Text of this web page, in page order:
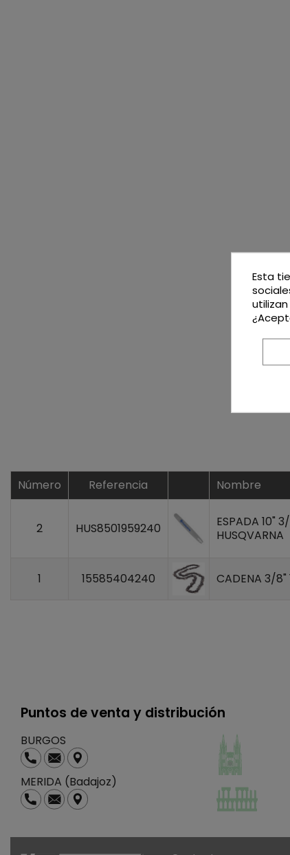
Número Referencia Nombre
2 HUS8501959240
ESPADA 10"
HUSQVARNA
1 15585404240 CADENA 3/8"
Puntos de venta y distribución
BURGOS
MERIDA (Badajoz)
Esta